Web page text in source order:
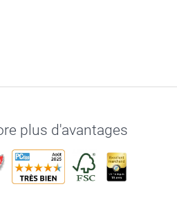
plus d'avantages